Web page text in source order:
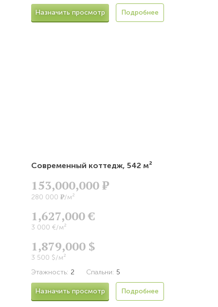
Назначить просмотр Подробнее
Современный коттедж, 542 м²
153,000,000Р
280 000 Р/м²
1,627,000 €
3 000 €/м²
1,879,000 $
3 500 $/м²
Этажность: 2 Спальни: 5
Назначить просмотр Подробнее